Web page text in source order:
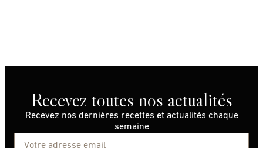
Recevez toutes nos actualités
Recevez nos dernières recettes et actualités chaque
semaine